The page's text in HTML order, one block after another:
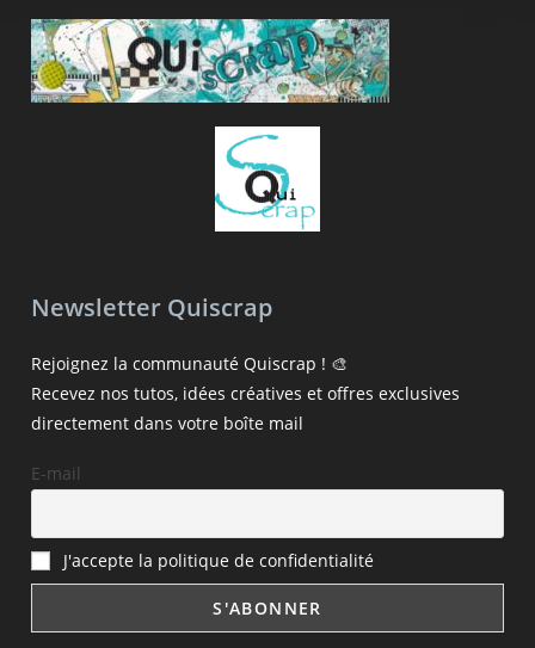
Newsletter Quiscrap
Rejoignez la communauté Quiscrap ! 🎨
Recevez nos tutos, idées créatives et offres exclusives
directement dans votre boîte mail
E-mail
J'accepte la politique de confidentialité